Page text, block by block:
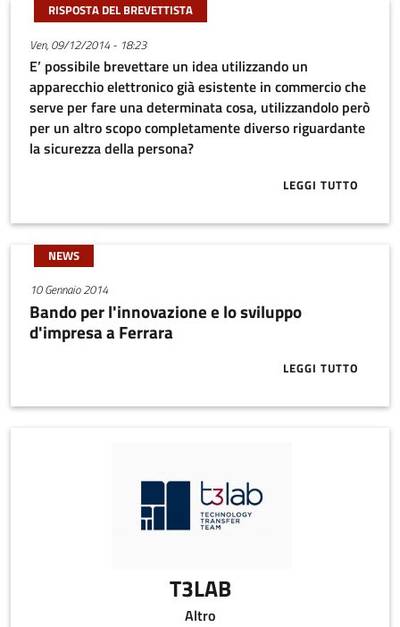
RISPOSTA DEL BREVETTISTA
Ven, 09/12/2014 - 18:23
E’ possibile brevettare un idea utilizzando un
apparecchio elettronico già esistente in commercio che
serve per fare una determinata cosa, utilizzandolo però
per un altro scopo completamente diverso riguardante
la sicurezza della persona?
LEGGI TUTTO
ABOUT E’
NEWS
10 Gennaio 2014
Bando per l'innovazione e lo sviluppo
d'impresa a Ferrara
LEGGI TUTTO
ABOUT
T3LAB
Altro